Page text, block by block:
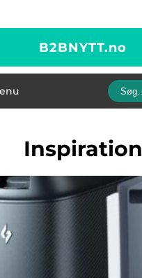
B2BNYTT.no
inspiration